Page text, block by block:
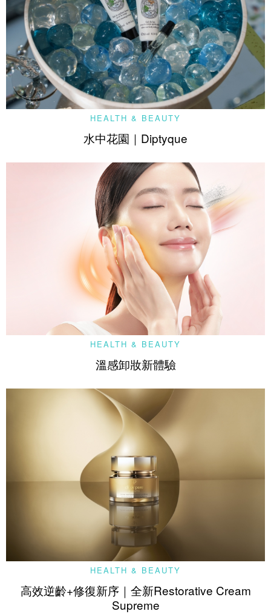
HEALTH & BEAUTY
水中花園｜Diptyque
HEALTH & BEAUTY
溫感卸妝新體驗
HEALTH & BEAUTY
高效逆齡+修復新序｜全新Restorative Cream
Supreme